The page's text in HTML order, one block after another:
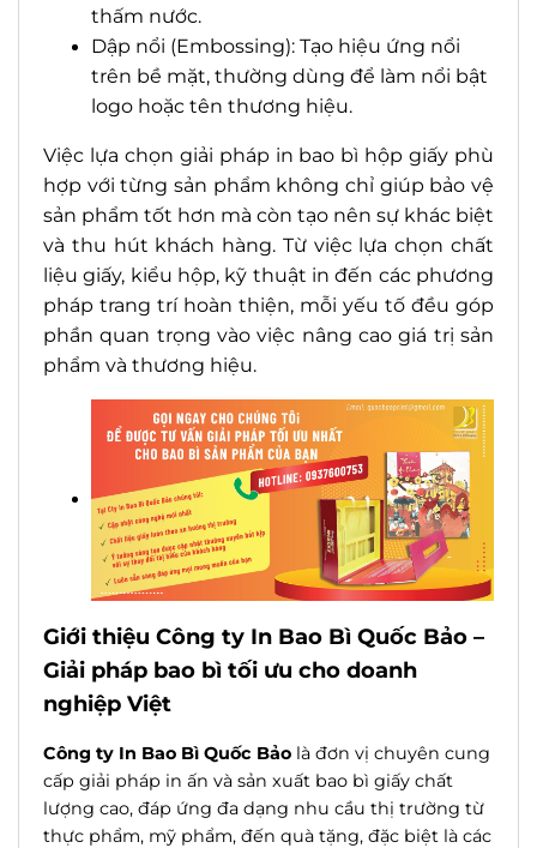
thấm nước.
Dập nổi (Embossing): Tạo hiệu ứng nổi
trên bề mặt, thường dùng để làm nổi bật
logo hoặc tên thương hiệu.
Việc lựa chọn giải pháp in bao bì hộp giấy phù
hợp với từng sản phẩm không chỉ giúp bảo vệ
sản phẩm tốt hơn mà còn tạo nên sự khác biệt
và thu hút khách hàng. Từ việc lựa chọn chất
liệu giấy, kiểu hộp, kỹ thuật in đến các phương
pháp trang trí hoàn thiện, mỗi yếu tố đều góp
phần quan trọng vào việc nâng cao giá trị sản
phẩm và thương hiệu.
Giới thiệu Công ty In Bao Bì Quốc Bảo –
Giải pháp bao bì tối ưu cho doanh
nghiệp Việt
Công ty In Bao Bì Quốc Bảo là đơn vị chuyên cung
cấp giải pháp in ấn và sản xuất bao bì giấy chất
lượng cao, đáp ứng đa dạng nhu cầu thị trường từ
thực phẩm, mỹ phẩm, đến quà tặng, đặc biệt là các